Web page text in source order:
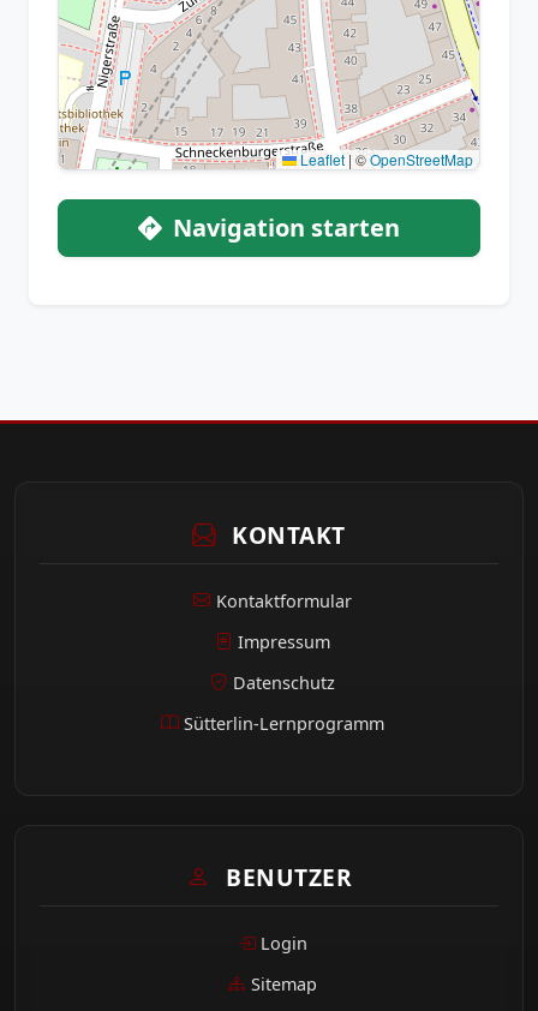
Leaflet | ©OpenStreetMap
Navigation starten
KONTAKT
Kontaktformular
Impressum
Datenschutz
Sütterlin-Lernprogramm
BENUTZER
Login
Sitemap